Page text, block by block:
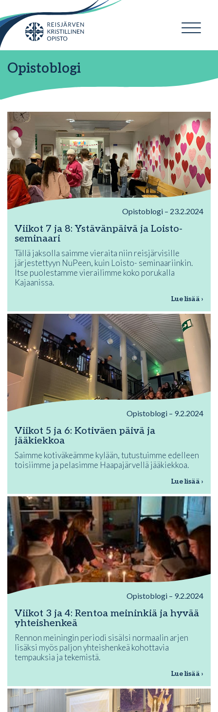
Opistoblogi
Opistoblogi – 23.2.2024
Viikot 7 ja 8: Ystävänpäivä ja Loisto-
seminaari
Tällä jaksolla saimme vieraita niin reisjärvisille
järjestettyyn NuPeen, kuin Loisto- seminaariinkin.
Itse puolestamme vierailimme koko porukalla
Kajaanissa.
Lue lisää ›
Opistoblogi – 9.2.2024
Viikot 5 ja 6: Kotiväen päivä ja
jääkiekkoa
Saimme kotiväkeämme kylään, tutustuimme edelleen
toisiimme ja pelasimme Haapajärvellä jääkiekkoa.
Lue lisää ›
Opistoblogi – 9.2.2024
Viikot 3 ja 4: Rentoa meininkiä ja hyvää
yhteishenkeä
Rennon meiningin periodi sisälsi normaalin arjen
lisäksi myös paljon yhteishenkeä kohottavia
tempauksia ja tekemistä.
Lue lisää ›